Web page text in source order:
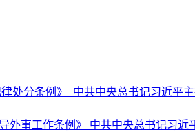
处分条例》 中共中央总书记习近平
外事工作条例》 中共中央总书记习近